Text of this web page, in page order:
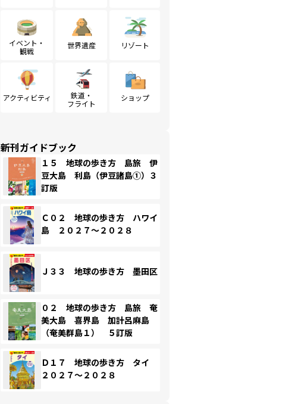
イベント・
観戦
世界遺産 リゾート
アクティビティ
鉄道・
フライト
ショップ
新刊ガイドブック
１５ 地球の歩き方 島旅 伊
豆大島 利島（伊豆諸島①）３
訂版
Ｃ０２ 地球の歩き方 ハワイ
島 ２０２７～２０２８
Ｊ３３ 地球の歩き方 墨田区
０２ 地球の歩き方 島旅 奄
美大島 喜界島 加計呂麻島
（奄美群島１） ５訂版
Ｄ１７ 地球の歩き方 タイ
２０２７～２０２８